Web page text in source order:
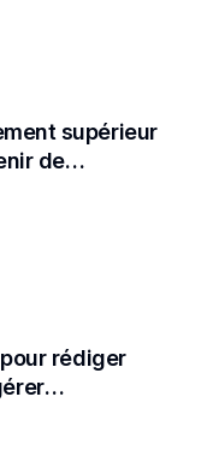
supérieur
de
rédiger